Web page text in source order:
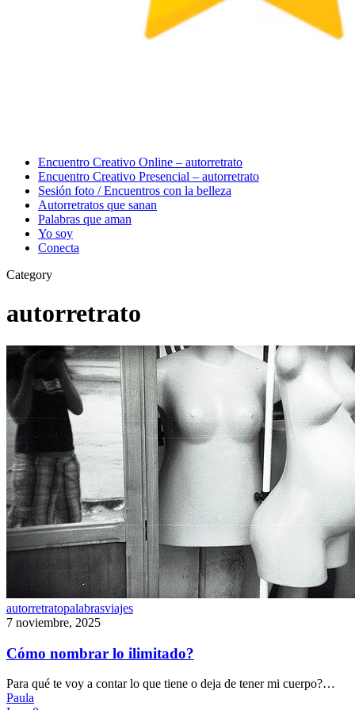
Menu
Encuentro Creativo Online – autorretrato
Encuentro Creativo Presencial – autorretrato
Sesión foto / Encuentros con la belleza
Autorretratos que sanan
Palabras que aman
Yo soy
Conecta
Category
autorretrato
Cómo
nombrar
ilimitado?
autorretratopalabrasviajes
7 noviembre, 2025
Cómo nombrar lo ilimitado?
Para qué te voy a contar lo que tiene o deja de tener mi cuerpo?…
Paula